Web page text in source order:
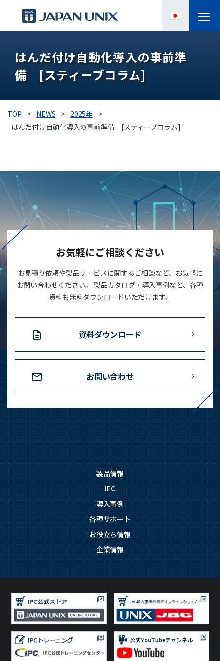
IPC
導入事例
各種サポート
企業情報
03-3588-0551
お問い合わせ
資料ダウンロード
はんだ付け自動化導入の事前準
備 [スティーブコラム]
TOP > NEWS > 2025年 >
はんだ付け自動化導入の事前準備 [スティーブコラム]
お気軽にご相談ください
お見積り依頼や製品サービスに関するご相談など、お気軽に
お問い合わせください。 製品カタログ・導入事例など、各種
資料も無料ダウンロードいただけます。
資料ダウンロード
お問い合わせ
製品情報
IPC
導入事例
各種サポート
お役立ち情報
企業情報